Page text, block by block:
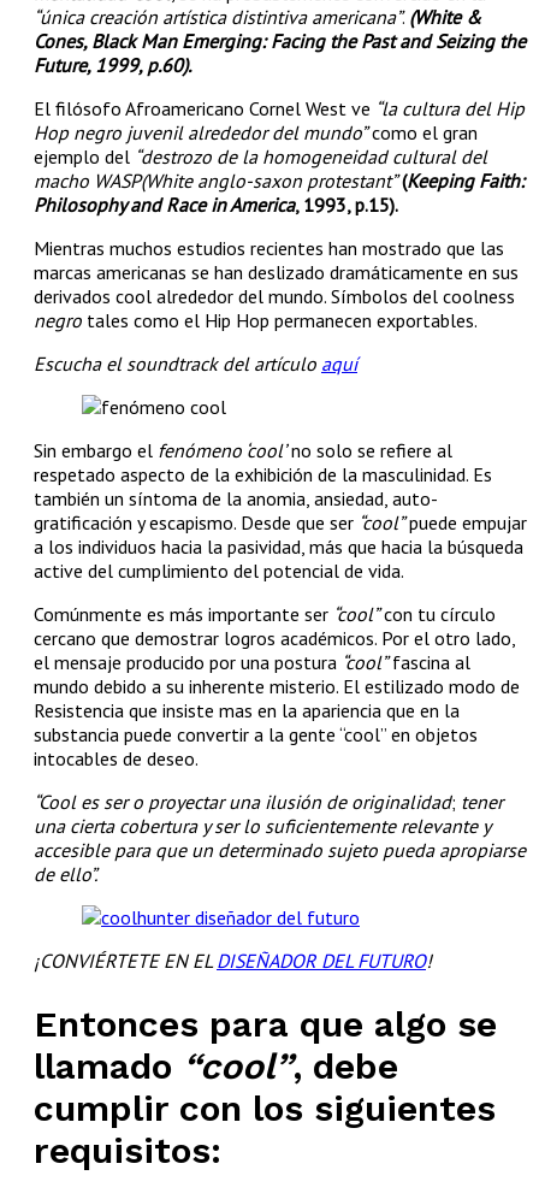
“única creación artística distintiva americana”. (White &
Cones, Black Man Emerging: Facing the Past and Seizing the
Future, 1999, p.60).
El filósofo Afroamericano Cornel West ve “la cultura del Hip
Hop negro juvenil alrededor del mundo”como el gran
ejemplo del “destrozo de la homogeneidad cultural del
macho WASP(White anglo-saxon protestant” (Keeping Faith:
Philosophy and Race in America, 1993, p.15).
Mientras muchos estudios recientes han mostrado que las
marcas americanas se han deslizado dramáticamente en sus
derivados cool alrededor del mundo. Símbolos del coolness
negro tales como el Hip Hop permanecen exportables.
Escucha el soundtrack del artículo aquí
Sin embargo el fenómeno ‘cool’no solo se refiere al
respetado aspecto de la exhibición de la masculinidad. Es
también un síntoma de la anomia, ansiedad, auto-
gratificación y escapismo. Desde que ser “cool”puede empujar
a los individuos hacia la pasividad, más que hacia la búsqueda
active del cumplimiento del potencial de vida.
Comúnmente es más importante ser “cool”con tu círculo
cercano que demostrar logros académicos. Por el otro lado,
el mensaje producido por una postura “cool”fascina al
mundo debido a su inherente misterio. El estilizado modo de
Resistencia que insiste mas en la apariencia que en la
substancia puede convertir a la gente “cool” en objetos
intocables de deseo.
“Cool es ser o proyectar una ilusión de originalidad; tener
una cierta cobertura y ser lo suficientemente relevante y
accesible para que un determinado sujeto pueda apropiarse
de ello”.
¡CONVIÉRTETE EN ELDISEÑADOR DEL FUTURO!
Entonces para que algo se
llamado “cool”, debe
cumplir con los siguientes
requisitos: